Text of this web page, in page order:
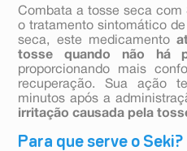
Combata a tosse seca com
o tratamento sintomático
seca, este medicamento
tosse quando não há
proporcionando mais
recuperação. Sua ação
minutos após a
irritação causada pela
Para que serve o Seki?